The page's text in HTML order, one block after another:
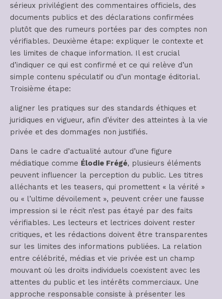
sérieux privilégient des commentaires officiels, des
documents publics et des déclarations confirmées
plutôt que des rumeurs portées par des comptes non
vérifiables. Deuxième étape: expliquer le contexte et
les limites de chaque information. Il est crucial
d’indiquer ce qui est confirmé et ce qui relève d’un
simple contenu spéculatif ou d’un montage éditorial.
Troisième étape:
aligner les pratiques sur des standards éthiques et
juridiques en vigueur, afin d’éviter des atteintes à la vie
privée et des dommages non justifiés.
Dans le cadre d’actualité autour d’une figure
médiatique comme Élodie Frégé, plusieurs éléments
peuvent influencer la perception du public. Les titres
alléchants et les teasers, qui promettent « la vérité »
ou « l’ultime dévoilement », peuvent créer une fausse
impression si le récit n’est pas étayé par des faits
vérifiables. Les lecteurs et lectrices doivent rester
critiques, et les rédactions doivent être transparentes
sur les limites des informations publiées. La relation
entre célébrité, médias et vie privée est un champ
mouvant où les droits individuels coexistent avec les
attentes du public et les intérêts commerciaux. Une
approche responsable consiste à présenter les